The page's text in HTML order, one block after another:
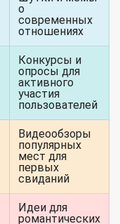
о
современных
отношениях
Конкурсы и
опросы для
активного
участия
пользователей
Видеообзоры
популярных
мест для
первых
свиданий
Идеи для
романтических